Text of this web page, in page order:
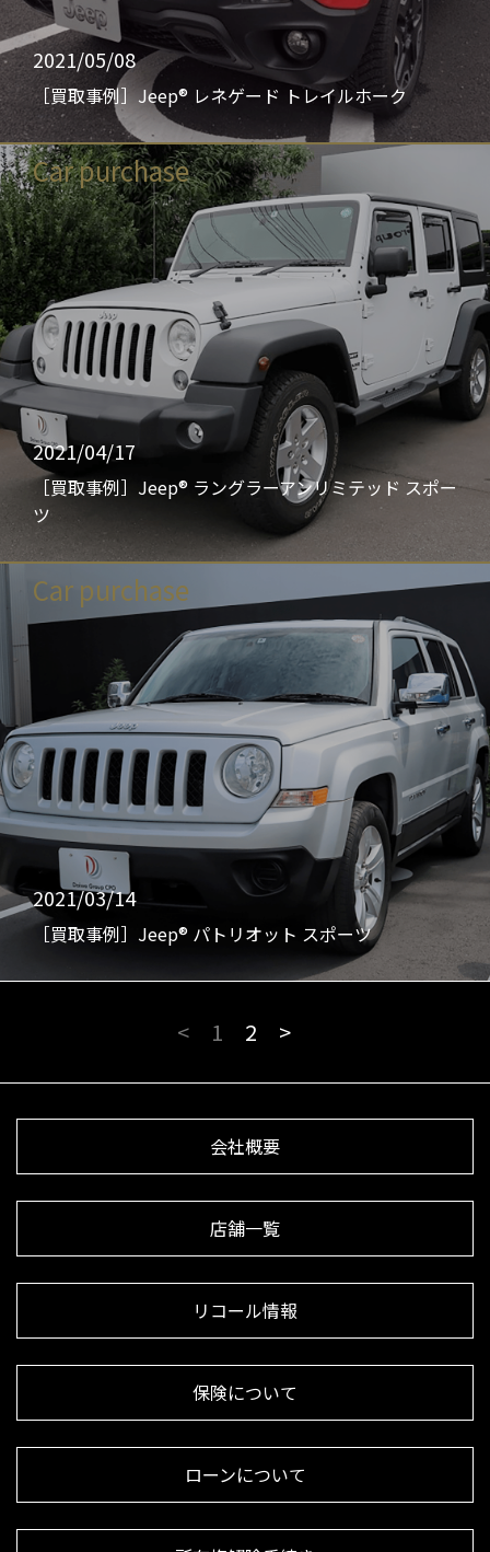
2021/05/08
［買取事例］Jeep® レネゲード トレイルホーク
Car purchase
2021/04/17
［買取事例］Jeep® ラングラーアンリミテッド スポー
ツ
Car purchase
2021/03/14
［買取事例］Jeep® パトリオット スポーツ
< 1 2 >
会社概要
店舗一覧
リコール情報
保険について
ローンについて